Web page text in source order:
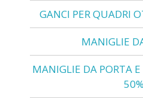
GANCI PER QUADRI
MANIGLIE
MANIGLIE DA PORTA
50%